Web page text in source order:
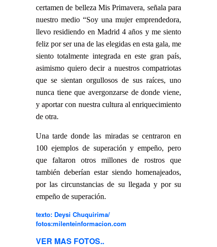
certamen de belleza Mis Primavera, señala para
nuestro medio “Soy una mujer emprendedora,
llevo residiendo en Madrid 4 años y me siento
feliz por ser una de las elegidas en esta gala, me
siento totalmente integrada en este gran país,
asimismo quiero decir a nuestros compatriotas
que se sientan orgullosos de sus raíces, uno
nunca tiene que avergonzarse de donde viene,
y aportar con nuestra cultura al enriquecimiento
de otra.
Una tarde donde las miradas se centraron en
100 ejemplos de superación y empeño, pero
que faltaron otros millones de rostros que
también deberían estar siendo homenajeados,
por las circunstancias de su llegada y por su
empeño de superación.
texto: Deysi Chuquirima/
fotos:milenteinformacion.com
VER MAS FOTOS..